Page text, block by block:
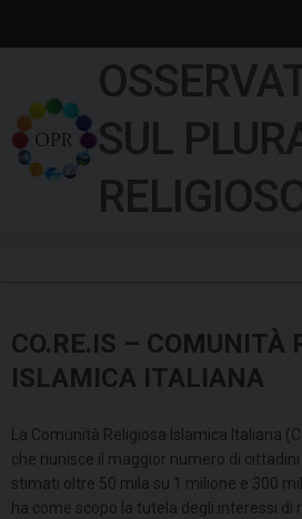
k
SUL
CO.RE.IS – COMUNITÀ
ISLAMICA ITALIANA
La Comunità Religiosa Islamica Italiana
che riunisce il maggior numero di
stimati oltre 50 mila su 1 milione e 300
ha come scopo la tutela degli interessi di